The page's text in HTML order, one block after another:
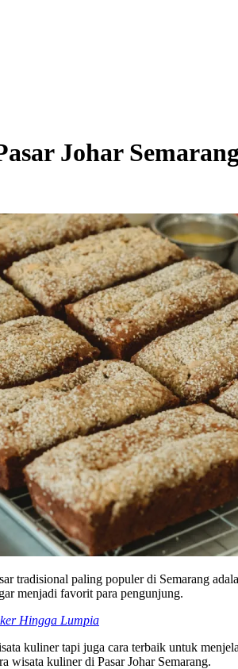
Johar
tradisional paling populer di Semarang
menjadi favorit para pengunjung.
Hingga Lumpia
kuliner tapi juga cara terbaik untuk
wisata kuliner di Pasar Johar Semarang.